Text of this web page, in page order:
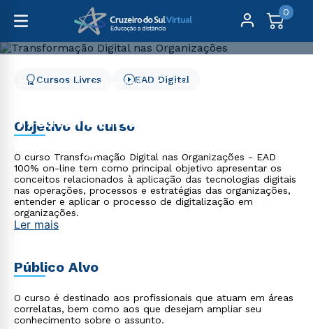
0
Cursos Livres
Engenharia e Tecnologia
Transformação Digital
nas Organizações
Cursos Livres EAD Digital
Objetivo do curso
O curso Transformação Digital nas Organizações - EAD
100% on-line tem como principal objetivo apresentar os
conceitos relacionados à aplicação das tecnologias digitais
nas operações, processos e estratégias das organizações,
entender e aplicar o processo de digitalização em
organizações.
Ler mais
Público Alvo
O curso é destinado aos profissionais que atuam em áreas
correlatas, bem como aos que desejam ampliar seu
conhecimento sobre o assunto.